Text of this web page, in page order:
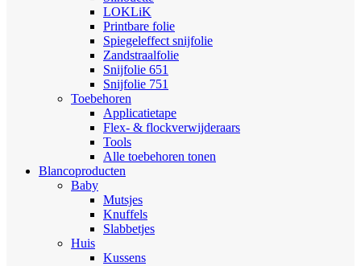
LOKLiK
Printbare folie
Spiegeleffect snijfolie
Zandstraalfolie
Snijfolie 651
Snijfolie 751
Toebehoren
Applicatietape
Flex- & flockverwijderaars
Tools
Alle toebehoren tonen
Blancoproducten
Baby
Mutsjes
Knuffels
Slabbetjes
Huis
Kussens